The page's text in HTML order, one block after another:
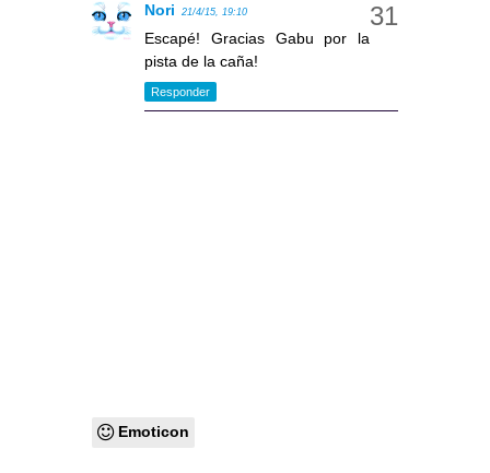
Nori 21/4/15, 19:10
Escapé! Gracias Gabu por la
pista de la caña!
Responder
Emoticon